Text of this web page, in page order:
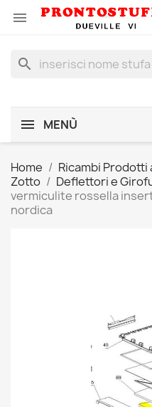

search
MENÙ
Home Ricambi Prodotti
Zotto
Deflettori e
vermiculite rossella
nordica